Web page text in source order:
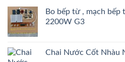
Bo bếp từ , mạch bếp
2200W G3
Chai Nước Cốt Nhàu